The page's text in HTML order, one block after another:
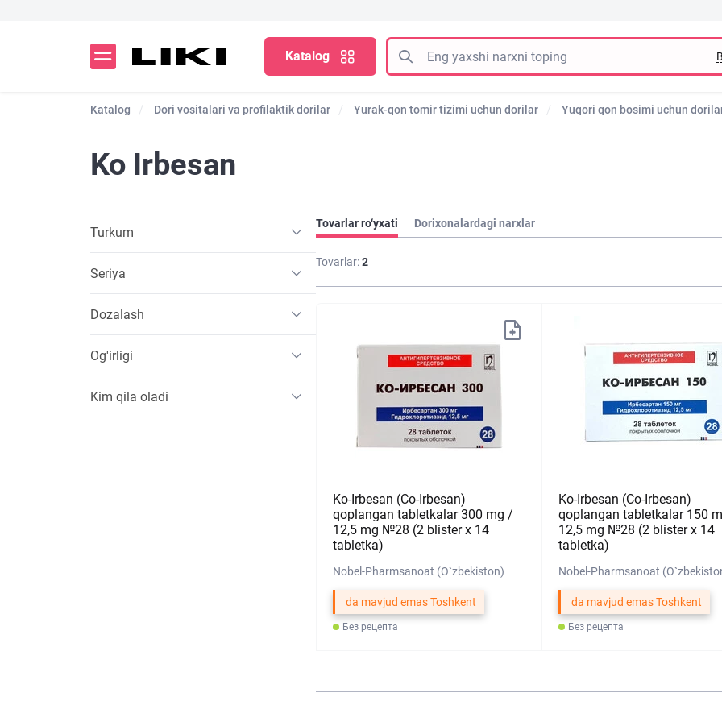
Katalog
Katalog Dori vositalari va profilaktik dorilar Yurak-qon tomir tizimi uchun dorilar Yuqori qon bosimi uchun
Ko Irbesan
Turkum
Seriya
Dozalash
Og'irligi
Kim qila oladi
Tovarlar ro‘yxati Dorixonalardagi narxlar
Tovarlar:2
Ko-Irbesan (Co-Irbesan)
qoplangan tabletkalar 300 mg /
12,5 mg №28 (2 blister х 14
tabletka)
Nobel-Pharmsanoat (O`zbekiston)
da mavjud emas Toshkent
Без рецепта
Ko-Irbesan (Co-Irbesan)
qoplangan tabletkalar 150
12,5 mg №28 (2 blister х 14
tabletka)
Nobel-Pharmsanoat
da mavjud emas Toshkent
Без рецепта